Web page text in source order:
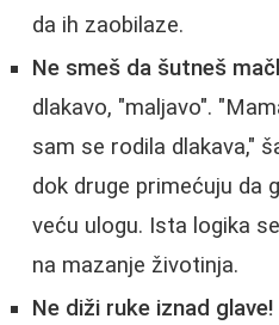
da ih zaobilaze.
Ne smeš da šutneš
dlakavo, "maljavo".
sam se rodila dlakava,"
dok druge primećuju da
veću ulogu. Ista logika
na mazanje životinja.
Ne diži ruke iznad glave!